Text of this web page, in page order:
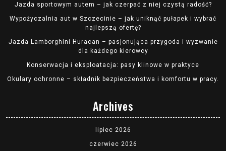
Jazda sportowym autem – jak czerpać z niej czystą radość?
Wypożyczalnia aut w Szczecinie – jak uniknąć pułapek i wybrać
najlepszą ofertę?
Jazda Lamborghini Huracan – pasjonująca przygoda i wyzwanie
dla każdego kierowcy
Konserwacja i eksploatacja: pasy klinowe w praktyce
Okulary ochronne – składnik bezpieczeństwa i komfortu w pracy.
Archives
lipiec 2026
czerwiec 2026